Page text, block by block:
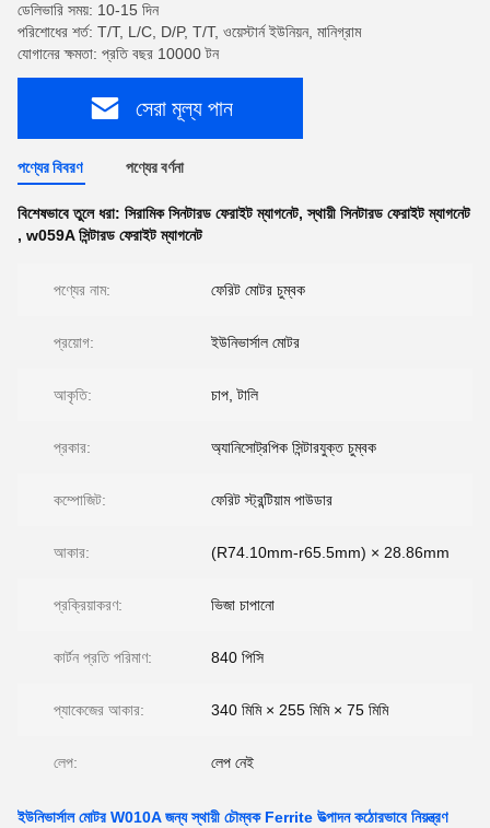
ডেলিভারি সময়: 10-15 দিন
পরিশোধের শর্ত: T/T, L/C, D/P, T/T, ওয়েস্টার্ন ইউনিয়ন, মানিগ্রাম
যোগানের ক্ষমতা: প্রতি বছর 10000 টন
সেরা মূল্য পান
পণ্যের বিবরণ পণ্যের বর্ণনা
বিশেষভাবে তুলে ধরা: সিরামিক সিনটারড ফেরাইট ম্যাগনেট,স্থায়ী সিনটারড ফেরাইট ম্যাগনেট
, w059A সিন্টারড ফেরাইট ম্যাগনেট
পণ্যের নাম: ফেরিট মোটর চুম্বক
প্রয়োগ: ইউনিভার্সাল মোটর
আকৃতি: চাপ, টালি
প্রকার: অ্যানিসোট্রপিক সিন্টারযুক্ত চুম্বক
কম্পোজিট: ফেরিট স্ট্রন্টিয়াম পাউডার
আকার: (R74.10mm-r65.5mm) × 28.86mm
প্রক্রিয়াকরণ: ভিজা চাপানো
কার্টন প্রতি পরিমাণ: 840 পিসি
প্যাকেজের আকার: 340 মিমি × 255 মিমি × 75 মিমি
লেপ: লেপ নেই
ইউনিভার্সাল মোটর W010A জন্য স্থায়ী চৌম্বক Ferrite উত্পাদন কঠোরভাবে নিয়ন্ত্রণ